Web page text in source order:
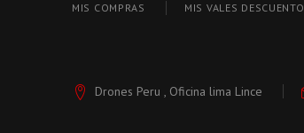
MIS COMPRAS
MIS VALES DESCUENTO
Drones Peru , Oficina lima Lince